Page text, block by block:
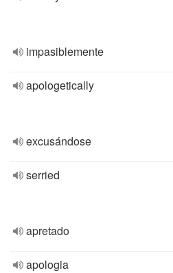
impasiblemente
apologetically
excusándose
serried
apretado
apologia